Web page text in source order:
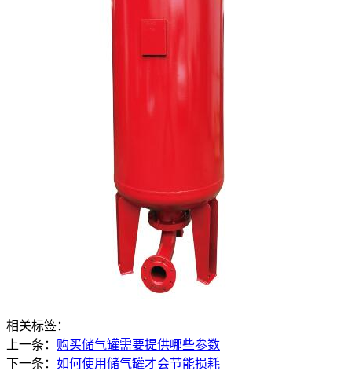
相关标签：
上一条： 购买储气罐需要提供哪些参数
下一条： 如何使用储气罐才会节能损耗